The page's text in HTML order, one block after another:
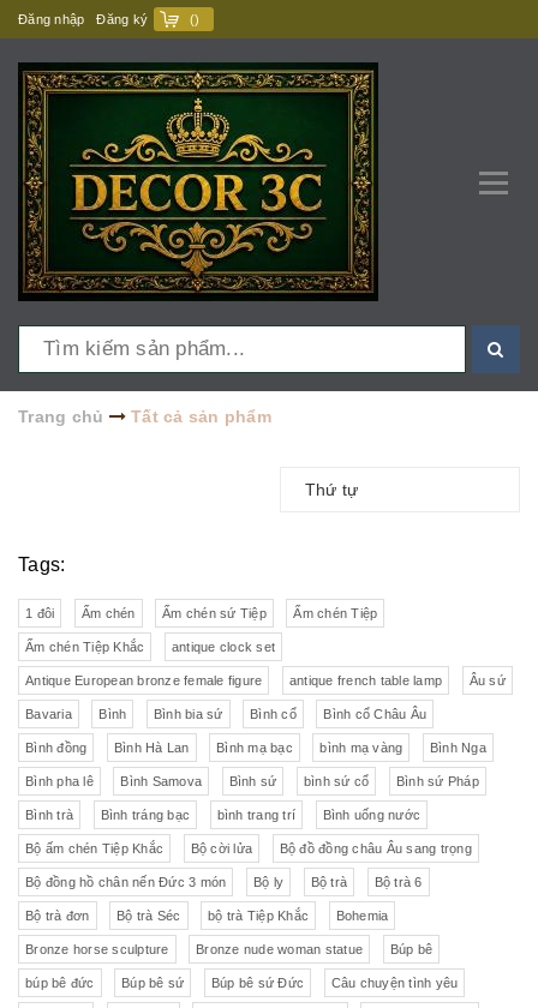
Đăng nhập Đăng ký ()
Trang chủ Tất cả sản phẩm
Thứ tự
Tags:
1 đôi Ấm chén Ấm chén sứ Tiệp Ấm chén Tiệp
Ấm chén Tiệp Khắc antique clock set
Antique European bronze female figure antique french table lamp Âu sứ
Bavaria Bình Bình bia sứ Bình cổ Bình cổ Châu Âu
Bình đồng Bình Hà Lan Bình mạ bạc bình mạ vàng Bình Nga
Bình pha lê Bình Samova Bình sứ bình sứ cổ Bình sứ Pháp
Bình trà Bình tráng bạc bình trang trí Bình uống nước
Bộ ấm chén Tiệp Khắc Bộ cời lửa Bộ đồ đồng châu Âu sang trọng
Bộ đồng hồ chân nến Đức 3 món Bộ ly Bộ trà Bộ trà 6
Bộ trà đơn Bộ trà Séc bộ trà Tiệp Khắc Bohemia
Bronze horse sculpture Bronze nude woman statue Búp bê
búp bê đức Búp bê sứ Búp bê sứ Đức Câu chuyện tình yêu